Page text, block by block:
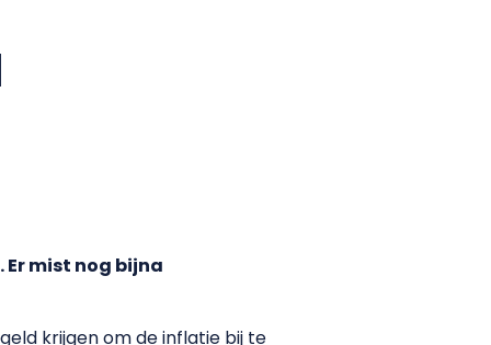
mist nog bijna
krijgen om de inflatie bij te